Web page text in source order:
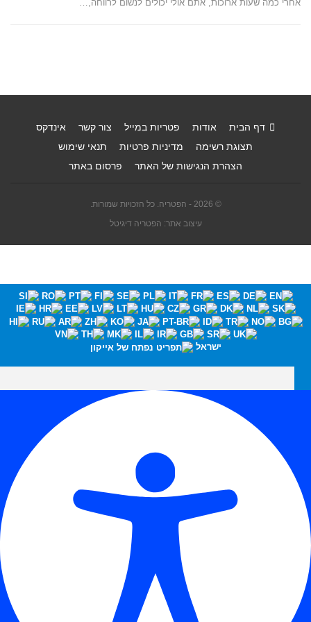
אחרי כמה שעות ארוכות, אתם אולי יכולים לנשום לרווחה,…
דף הבית אודות פטריות במייל צור קשר
אינדקס
תצוגת רשימה
מדיניות פרטיות
תנאי שימוש
הצהרת הנגישות של האתר
פרסום באתר
© 2026 - הפטריה. כל הזכויות שמורות.
עיצוב אתר: הפטריה דיגיטל
ישראל